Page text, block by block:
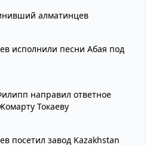
алматинцев
исполнили песни Абая под
направил ответное
Токаеву
посетил завод Kazakhstan